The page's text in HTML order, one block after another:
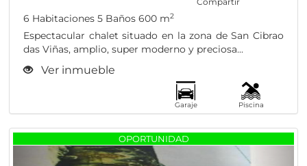
6 Habitaciones 5 Baños 600 m2
Espectacular chalet situado en la zona de San Cibrao
das Viñas, amplio, super moderno y preciosa...
Ver inmueble
Piscina
Garaje
OPORTUNIDAD
Previous